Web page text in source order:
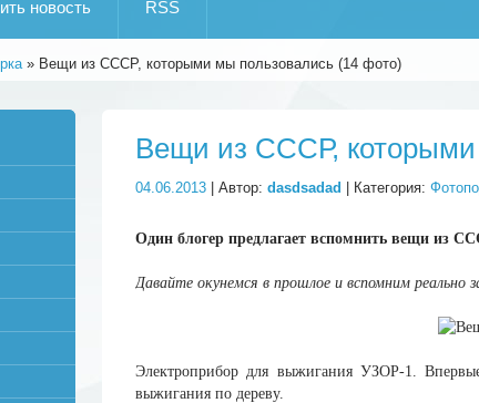
новость RSS
» Вещи из СССР, которыми мы пользовались (14 фото)
Вещи из СССР,
04.06.2013 | Автор:dasdsadad | Категория:
Один блогер предлагает вспомнить вещи из
Давайте окунемся в прошлое и вспомним реально
Электроприбор для выжигания УЗОР-1.
выжигания по дереву.